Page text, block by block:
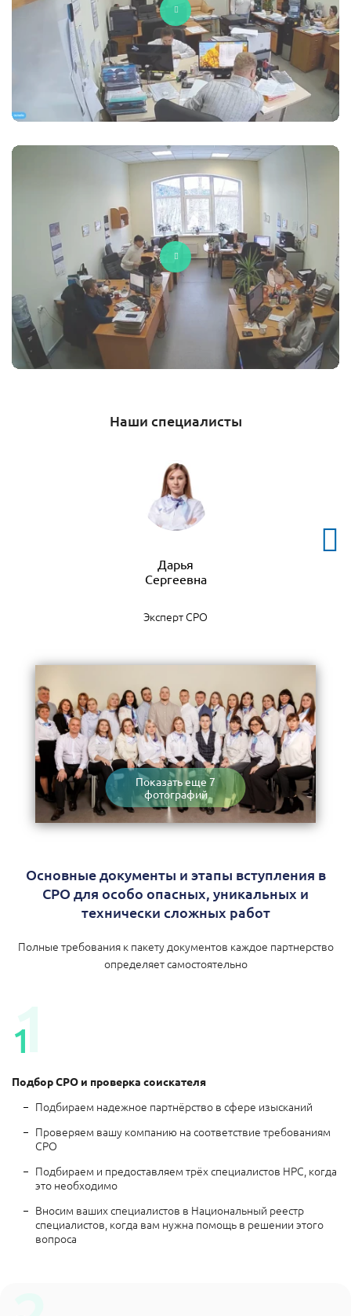
Наши специалисты
Дарья
Сергеевна
Эксперт СРО
Показать еще 7
фотографий
Основные документы и этапы вступления в
СРО для особо опасных, уникальных и
технически сложных работ
Полные требования к пакету документов каждое партнерство
определяет самостоятельно
Подбор СРО и проверка соискателя
Подбираем надежное партнёрство в сфере изысканий
Проверяем вашу компанию на соответствие требованиям
СРО
Подбираем и предоставляем трёх специалистов НРС, когда
это необходимо
Вносим ваших специалистов в Национальный реестр
специалистов, когда вам нужна помощь в решении этого
вопроса